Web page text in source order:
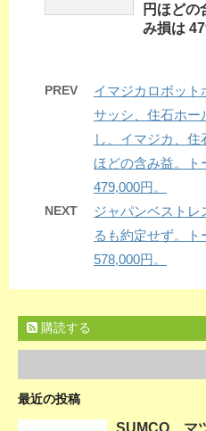
円ほどの
み損は
PREV
イマジカロボット
サッシ、住石ホー
し、イマジカ、住
ほどの含み益。ト
479,000円。
NEXT
ジャパンベスト
るも約定せず。ト
578,000円。
購読する
最近の投稿